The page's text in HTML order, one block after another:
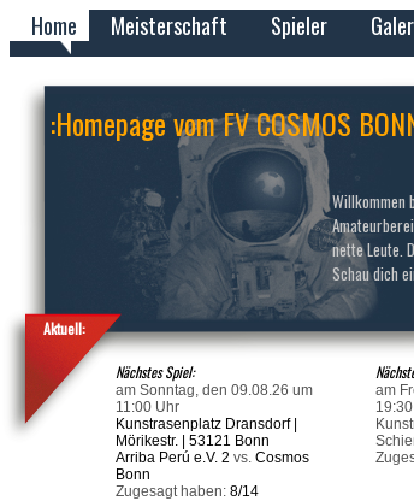
Home Meisterschaft Spieler
:Homepage vom FV COSMOS
Willkommen
nette Leute.
Schau dich
Aktuell:
Nächstes Spiel:
am Sonntag, den 09.08.26 um
11:00 Uhr
Kunstrasenplatz Dransdorf |
Mörikestr. | 53121 Bonn
Arriba Perú e.V. 2 vs. Cosmos
Bonn
Zugesagt haben: 8/14
am